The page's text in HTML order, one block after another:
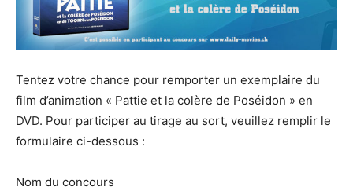
Tentez votre chance pour remporter un exemplaire du
film d’animation « Pattie et la colère de Poséidon » en
DVD. Pour participer au tirage au sort, veuillez remplir le
formulaire ci-dessous :
Nom du concours